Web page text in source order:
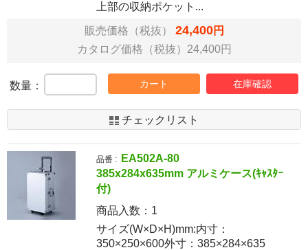
上部の収納ポケット...
販売価格（税抜） 24,400円
カタログ価格（税抜）24,400円
数量： カート 在庫確認
チェックリスト
品番 :
EA502A-80
385x284x635mm アルミケース(ｷｬｽﾀｰ
付)
商品入数： 1
サイズ(W×D×H)mm:内寸：
350×250×600外寸：385×284×635